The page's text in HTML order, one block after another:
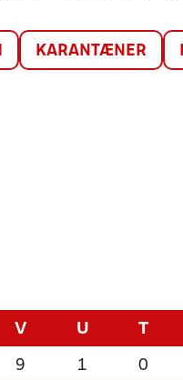
KARANTÆNER
V U T
9 1 0